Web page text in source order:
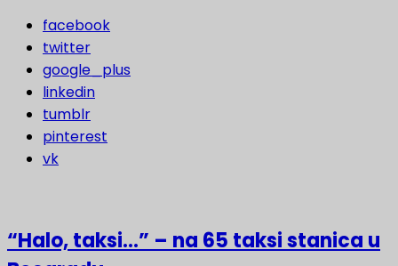
facebook
twitter
google_plus
linkedin
tumblr
pinterest
vk
“Halo, taksi…” – na 65 taksi stanica u